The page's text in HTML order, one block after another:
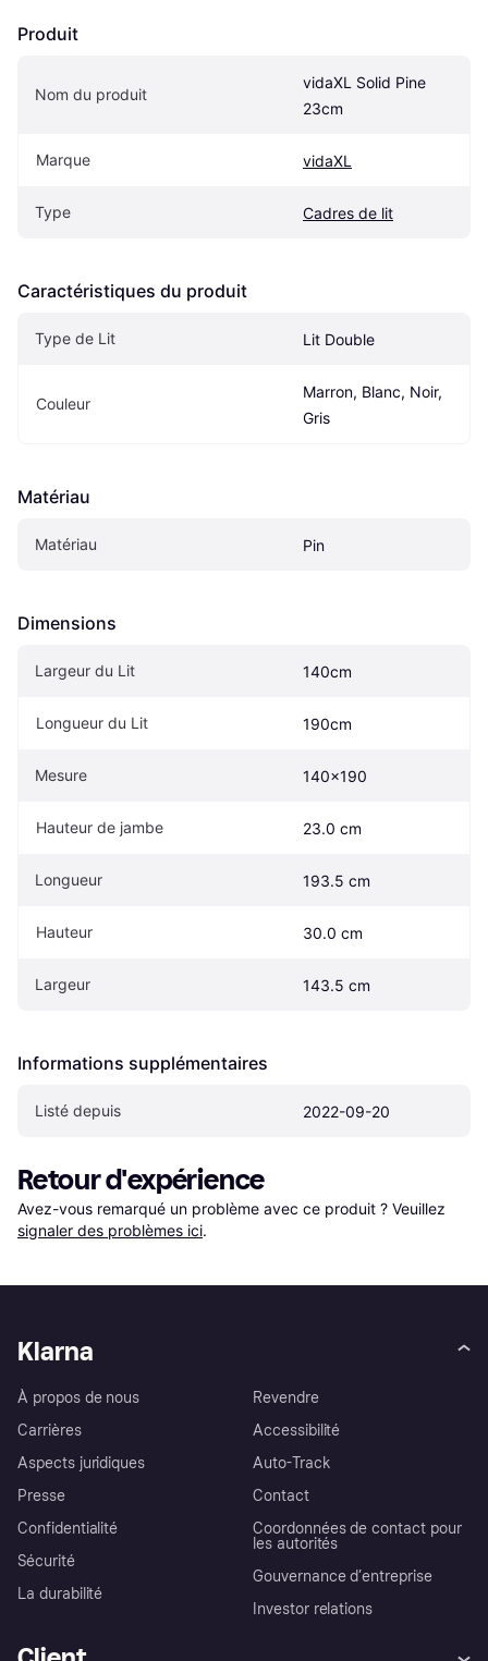
Produit
Nom du produit
vidaXL Solid Pine
23cm
Marque vidaXL
Type Cadres de lit
Caractéristiques du produit
Type de Lit Lit Double
Couleur
Marron, Blanc, Noir,
Gris
Matériau
Matériau Pin
Dimensions
Largeur du Lit 140cm
Longueur du Lit 190cm
Mesure 140x190
Hauteur de jambe 23.0 cm
Longueur 193.5 cm
Hauteur 30.0 cm
Largeur 143.5 cm
Informations supplémentaires
Listé depuis 2022-09-20
Retour d'expérience
Avez-vous remarqué un problème avec ce produit ? Veuillez
signaler des problèmes ici.
Klarna
À propos de nous
Carrières
Aspects juridiques
Presse
Confidentialité
Sécurité
La durabilité
Revendre
Accessibilité
Auto-Track
Contact
Coordonnées de contact pour
les autorités
Gouvernance d’entreprise
Investor relations